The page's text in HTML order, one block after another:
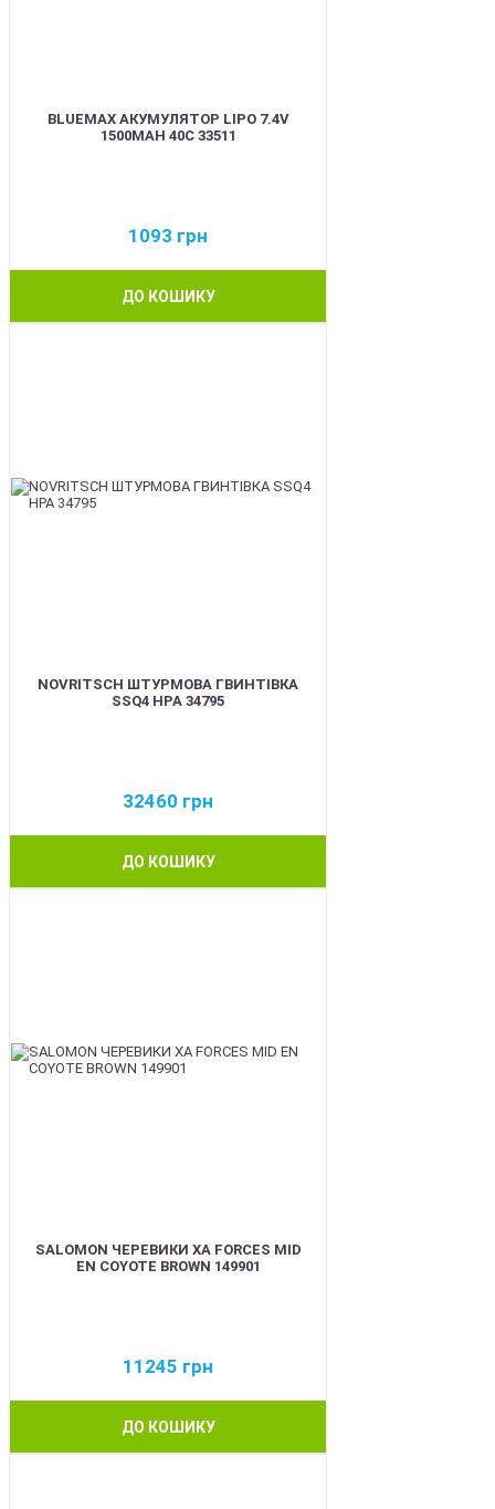
BLUEMAX АКУМУЛЯТОР LIPO 7.4V
1500MAH 40C 33511
1093 грн
ДО КОШИКУ
NOVRITSCH ШТУРМОВА ГВИНТІВКА
SSQ4 HPA 34795
32460 грн
ДО КОШИКУ
SALOMON ЧЕРЕВИКИ XA FORCES MID
EN COYOTE BROWN 149901
11245 грн
ДО КОШИКУ